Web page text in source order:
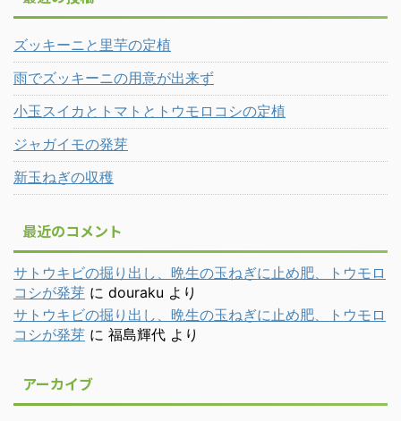
ズッキーニと里芋の定植
雨でズッキーニの用意が出来ず
小玉スイカとトマトとトウモロコシの定植
ジャガイモの発芽
新玉ねぎの収穫
最近のコメント
サトウキビの掘り出し、晩生の玉ねぎに止め肥、トウモロ
コシが発芽 に douraku より
サトウキビの掘り出し、晩生の玉ねぎに止め肥、トウモロ
コシが発芽 に 福島輝代 より
アーカイブ